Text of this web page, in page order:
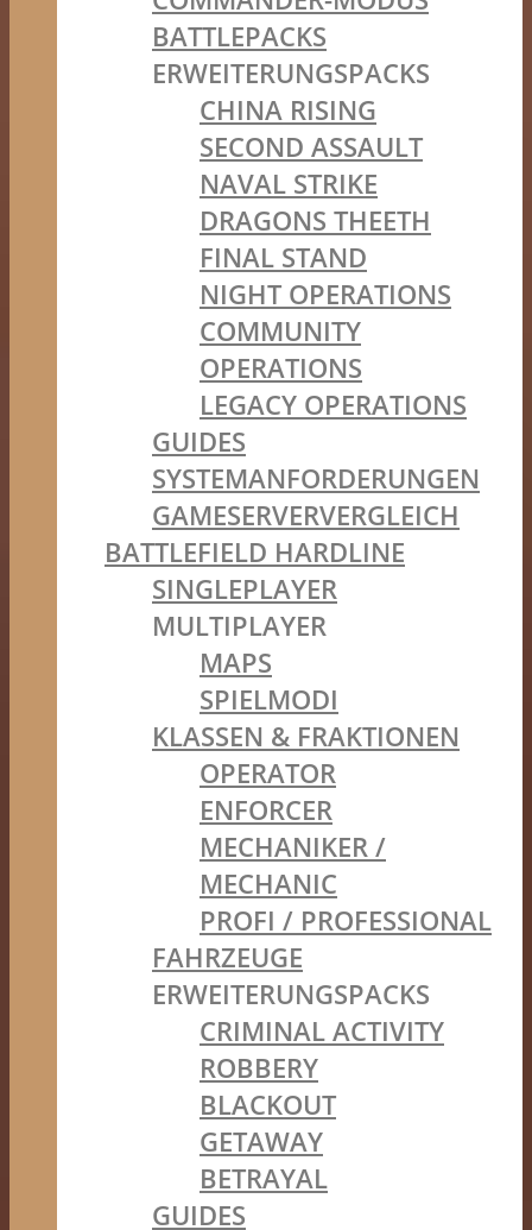
BATTLEPACKS
ERWEITERUNGSPACKS
CHINA RISING
SECOND ASSAULT
NAVAL STRIKE
DRAGONS THEETH
FINAL STAND
NIGHT OPERATIONS
COMMUNITY
OPERATIONS
LEGACY OPERATIONS
GUIDES
SYSTEMANFORDERUNGEN
GAMESERVERVERGLEICH
BATTLEFIELD HARDLINE
SINGLEPLAYER
MULTIPLAYER
MAPS
SPIELMODI
KLASSEN & FRAKTIONEN
OPERATOR
ENFORCER
MECHANIKER /
MECHANIC
PROFI / PROFESSIONAL
FAHRZEUGE
ERWEITERUNGSPACKS
CRIMINAL ACTIVITY
ROBBERY
BLACKOUT
GETAWAY
BETRAYAL
GUIDES